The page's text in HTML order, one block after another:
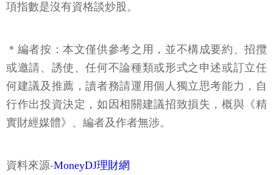
項指數是沒有資格談炒股。
＊編者按：本文僅供參考之用，並不構成要約、招攬
或邀請、誘使、任何不論種類或形式之申述或訂立任
何建議及推薦，讀者務請運用個人獨立思考能力，自
行作出投資決定，如因相關建議招致損失，概與《精
實財經媒體》、編者及作者無涉。
資料來源-MoneyDJ理財網